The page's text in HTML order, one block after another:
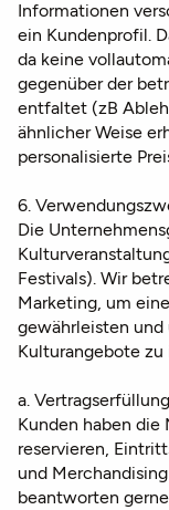
Informationen
ein Kundenprofil.
da keine
gegenüber der
entfaltet (zB
ähnlicher Weise
personalisierte
6.
Die
Festivals). Wir
Marketing, um
gewährleisten und
Kulturangebote
a. Vertragserfüllung
Kunden haben
reservieren,
und
beantworten